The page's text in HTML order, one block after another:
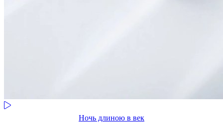
Ночь длиною в век